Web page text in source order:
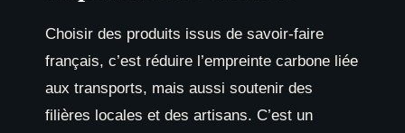
Choisir des produits issus de savoir-faire
français, c’est réduire l’empreinte carbone liée
aux transports, mais aussi soutenir des
filières locales et des artisans. C’est un